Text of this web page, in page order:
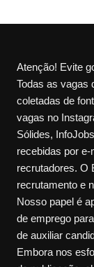
Atenção! Evite
Todas as vagas
coletadas de
vagas no
Sólides,
recebidas por
recrutadores. O
recrutamento e
Nosso papel é
de emprego
de auxiliar
Embora nos